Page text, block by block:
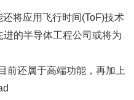
将应用飞行时间(ToF)技术
的半导体工程公司或将为
前还属于高端功能，再加上